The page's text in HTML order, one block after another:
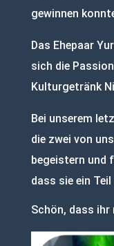
gewinnen
Das Ehepaar
sich die
Kulturgetränk
Bei unserem
die zwei von
begeistern und
dass sie ein
Schön, dass ihr